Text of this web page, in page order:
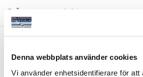
Denna webbplats använder cookies
Vi använder enhetsidentifierare för att
Fråga om produkt
Liknande